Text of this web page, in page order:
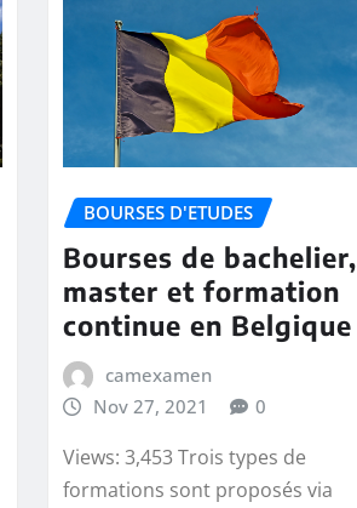
BOURSES D'ETUDES
Bourses de bachelier,
master et formation
continue en Belgique
camexamen
Nov 27, 2021
0
Views: 3,453 Trois types de
formations sont proposés via